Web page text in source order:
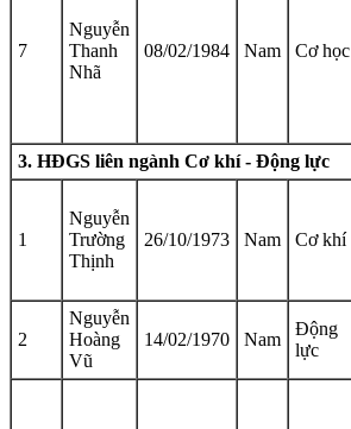
7
Nguyễn
Thanh
Nhã
08/02/1984 Nam Cơ học
3. HĐGS liên ngành Cơ khí - Động lực
1
Nguyễn
Trường
Thịnh
26/10/1973 Nam Cơ khí
2
Nguyễn
Hoàng
Vũ
14/02/1970 Nam
Động
lực